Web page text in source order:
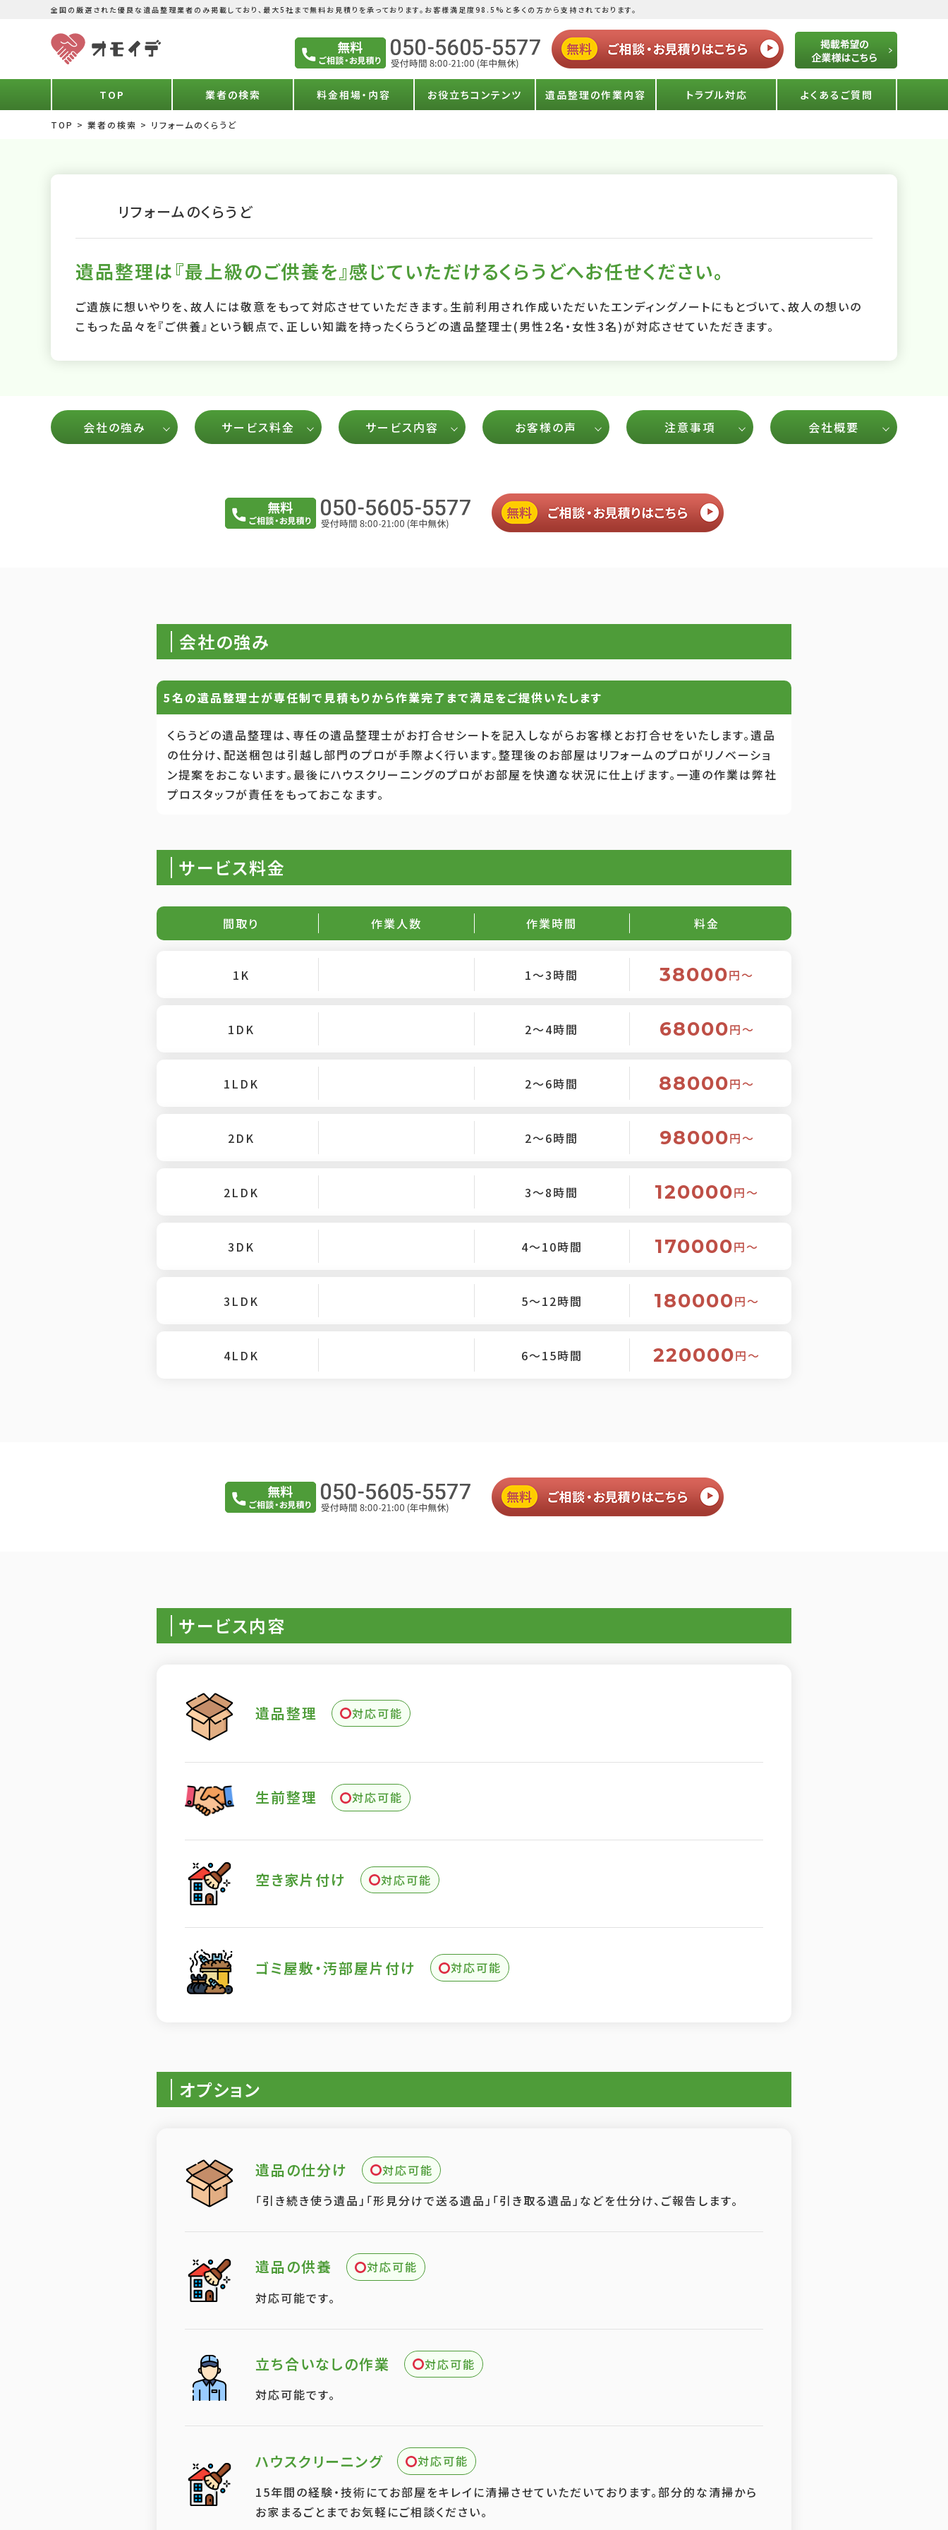
全国の厳選された優良な遺品整理業者のみ掲載しており、最大5社まで無料お見積りを承っております。お客様満足度98.5%と多くの方から支持されております。
TOP 業者の検索 料金相場・内容 お役立ちコンテンツ 遺品整理の作業内容 トラブル対応 よくあるご質問
TOP > 業者の検索 > リフォームのくらうど
リフォームのくらうど
遺品整理は『最上級のご供養を』感じていただけるくらうどへお任せください。
ご遺族に想いやりを、故人には敬意をもって対応させていただきます。生前利用され作成いただいたエンディングノートにもとづいて、故人の想いの
こもった品々を『ご供養』という観点で、正しい知識を持ったくらうどの遺品整理士(男性2名・女性3名)が対応させていただきます。
会社の強み サービス料金 サービス内容 お客様の声 注意事項 会社概要
会社の強み
5名の遺品整理士が専任制で見積もりから作業完了まで満足をご提供いたします
くらうどの遺品整理は、専任の遺品整理士がお打合せシートを記入しながらお客様とお打合せをいたします。遺品
の仕分け、配送梱包は引越し部門のプロが手際よく行います。整理後のお部屋はリフォームのプロがリノベーショ
ン提案をおこないます。最後にハウスクリーニングのプロがお部屋を快適な状況に仕上げます。一連の作業は弊社
プロスタッフが責任をもっておこなます。
サービス料金
間取り 作業人数 作業時間 料金
1K 1〜3時間 38000円〜
1DK 2〜4時間 68000円〜
1LDK 2〜6時間 88000円〜
2DK 2〜6時間 98000円〜
2LDK 3〜8時間 120000円〜
3DK 4〜10時間 170000円〜
3LDK 5〜12時間 180000円〜
4LDK 6〜15時間 220000円〜
サービス内容
遺品整理 対応可能
生前整理 対応可能
空き家片付け 対応可能
ゴミ屋敷・汚部屋片付け 対応可能
オプション
遺品の仕分け
対応可能
「引き続き使う遺品」「形見分けで送る遺品」「引き取る遺品」などを仕分け、ご報告します。
遺品の供養
対応可能
対応可能です。
立ち合いなしの作業
対応可能
対応可能です。
ハウスクリーニング
対応可能
15年間の経験・技術にてお部屋をキレイに清掃させていただいております。部分的な清掃から
お家まるごとまでお気軽にご相談ください。